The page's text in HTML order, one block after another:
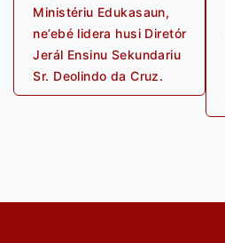
Ministériu Edukasaun,
ne’ebé lidera husi Diretór
Jerál Ensinu Sekundariu
Sr. Deolindo da Cruz.